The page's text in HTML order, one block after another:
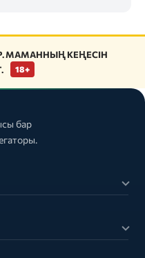
МАМАННЫҢ КЕҢЕСІН
18+
бар